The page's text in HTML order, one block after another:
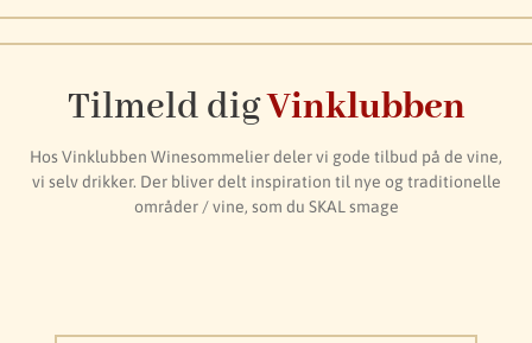
Tilmeld digVinklubben
Hos Vinklubben Winesommelier deler vi gode tilbud på de vine,
vi selv drikker. Der bliver delt inspiration til nye og traditionelle
områder / vine, som du SKAL smage